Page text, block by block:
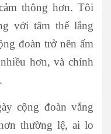
thông hơn. Tôi
với tâm thế lắng
đoàn trở nên ấm
hơn, và chính
cộng đoàn vắng
thường lệ, ai lo